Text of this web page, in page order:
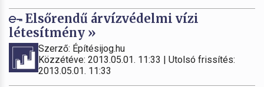
Elsőrendű árvízvédelmi vízi
létesítmény »
Szerző: Építésijog.hu
Közzétéve: 2013.05.01. 11:33 | Utolsó frissítés:
2013.05.01. 11:33